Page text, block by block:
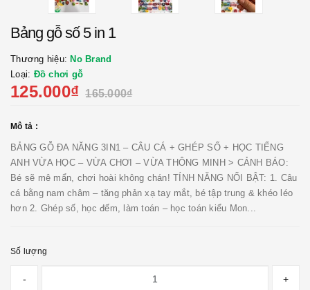
Bảng gỗ số 5 in 1
Thương hiệu: No Brand
Loại: Đồ chơi gỗ
125.000₫ 165.000₫
Mô tả :
BẢNG GỖ ĐA NĂNG 3IN1 – CÂU CÁ + GHÉP SỐ + HỌC TIẾNG
ANH VỪA HỌC – VỪA CHƠI – VỪA THÔNG MINH > CẢNH BÁO:
Bé sẽ mê mẩn, chơi hoài không chán! TÍNH NĂNG NỔI BẬT: 1. Câu
cá bằng nam châm – tăng phản xạ tay mắt, bé tập trung & khéo léo
hơn 2. Ghép số, học đếm, làm toán – học toán kiểu Mon...
Số lượng
- +